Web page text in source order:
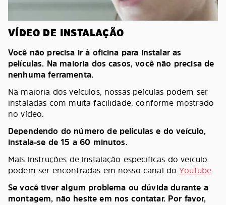
VÍDEO DE INSTALAÇÃO
Você não precisa ir à oficina para instalar as
películas. Na maioria dos casos, você não precisa de
nenhuma ferramenta.
Na maioria dos veículos, nossas peículas podem ser
instaladas com muita facilidade, conforme mostrado
no vídeo.
Dependendo do número de películas e do veículo,
instala-se de 15 a 60 minutos.
Mais instruções de instalação específicas do veículo
podem ser encontradas em nosso canal doYouTube
Se você tiver algum problema ou dúvida durante a
montagem, não hesite em nos contatar. Por favor,